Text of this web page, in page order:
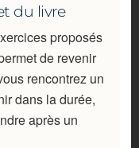
du livre
proposés
de revenir
rencontrez un
dans la durée,
après un